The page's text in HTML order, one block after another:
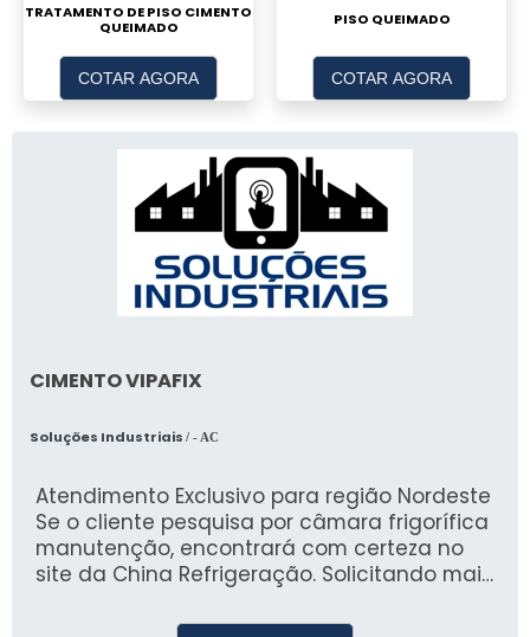
TRATAMENTO DE PISO CIMENTO
QUEIMADO
COTAR AGORA
PISO QUEIMADO
COTAR AGORA
CIMENTO VIPAFIX
Soluções Industriais / - AC
Atendimento Exclusivo para região Nordeste
Se o cliente pesquisa por câmara frigorífica
manutenção, encontrará com certeza no
site da China Refrigeração. Solicitando mais
ramo e conhecendo a melhor referência em